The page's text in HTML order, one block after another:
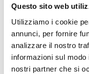
Questo sito web
Utilizziamo i cookie
annunci, per fornire
analizzare il nostro
informazioni sul
nostri partner che si
ALLEATI
TEMPO